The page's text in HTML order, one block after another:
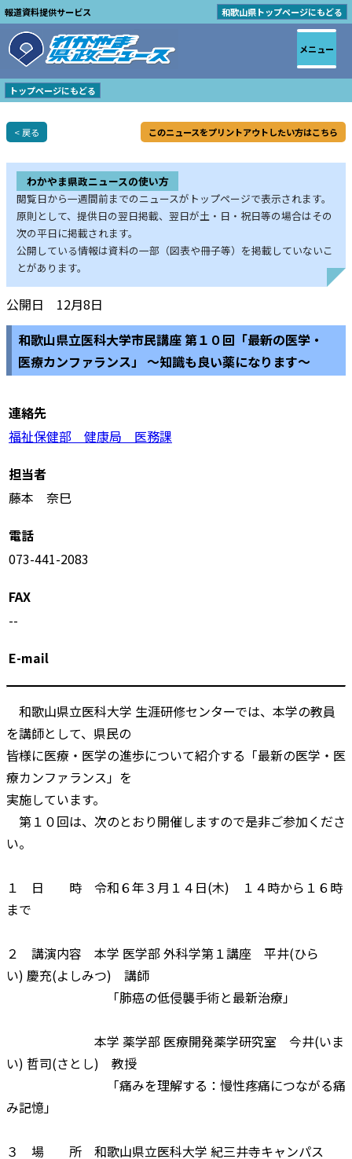
報道資料提供サービス 和歌山県トップページにもどる
トップページにもどる
< 戻る このニュースをプリントアウトしたい方はこちら
わかやま県政ニュースの使い方
閲覧日から一週間前までのニュースがトップページで表示されます。
原則として、提供日の翌日掲載、翌日が土・日・祝日等の場合はその
次の平日に掲載されます。
公開している情報は資料の一部（図表や冊子等）を掲載していないこ
とがあります。
公開日 12月8日
和歌山県立医科大学市民講座 第１０回「最新の医学・
医療カンファランス」 ～知識も良い薬になります～
連絡先
福祉保健部 健康局 医務課
担当者
藤本 奈巳
電話
073-441-2083
FAX
--
E-mail
和歌山県立医科大学 生涯研修センターでは、本学の教員
を講師として、県民の
皆様に医療・医学の進歩について紹介する「最新の医学・医
療カンファランス」を
実施しています。
第１０回は、次のとおり開催しますので是非ご参加くださ
い。
１ 日 時 令和６年３月１４日(木) １４時から１６時
まで
２ 講演内容 本学 医学部 外科学第１講座 平井(ひら
い) 慶充(よしみつ) 講師
「肺癌の低侵襲手術と最新治療」
本学 薬学部 医療開発薬学研究室 今井(いま
い) 哲司(さとし) 教授
「痛みを理解する：慢性疼痛につながる痛
み記憶」
３ 場 所 和歌山県立医科大学 紀三井寺キャンパス
メニュー